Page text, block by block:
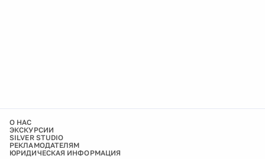
О НАС
ЭКСКУРСИИ
SILVER STUDIO
РЕКЛАМОДАТЕЛЯМ
ЮРИДИЧЕСКАЯ ИНФОРМАЦИЯ